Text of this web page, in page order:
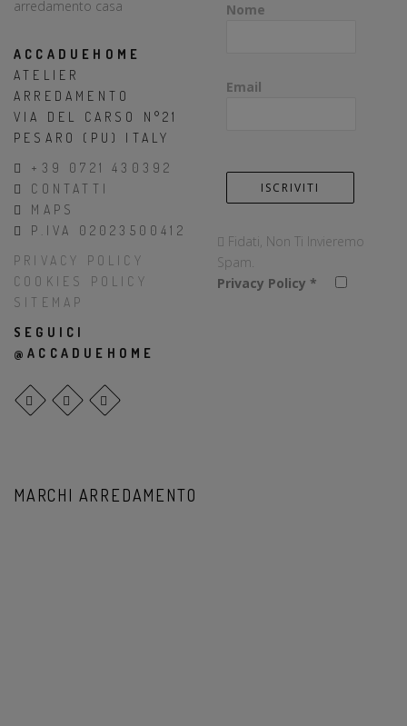
ACCADUEHOME
ATELIER
ARREDAMENTO
VIA DEL CARSO N°21
PESARO (PU) ITALY
+39 0721 430392
CONTATTI
MAPS
P.IVA 02023500412
PRIVACY POLICY
COOKIES POLICY
SITEMAP
SEGUICI
@ACCADUEHOME
Nome
Email
Fidati, Non Ti Invieremo
Spam.
Privacy Policy *
MARCHI ARREDAMENTO